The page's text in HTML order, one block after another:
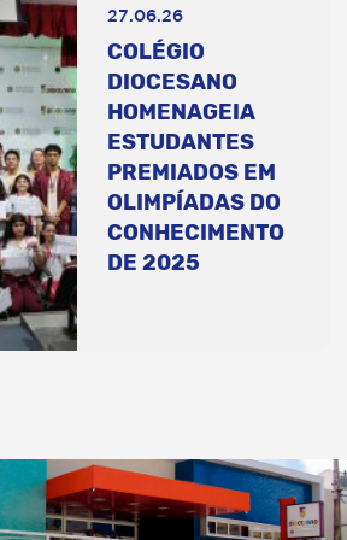
27.06.26
COLÉGIO
DIOCESANO
HOMENAGEIA
ESTUDANTES
PREMIADOS EM
OLIMPÍADAS DO
CONHECIMENTO
DE 2025